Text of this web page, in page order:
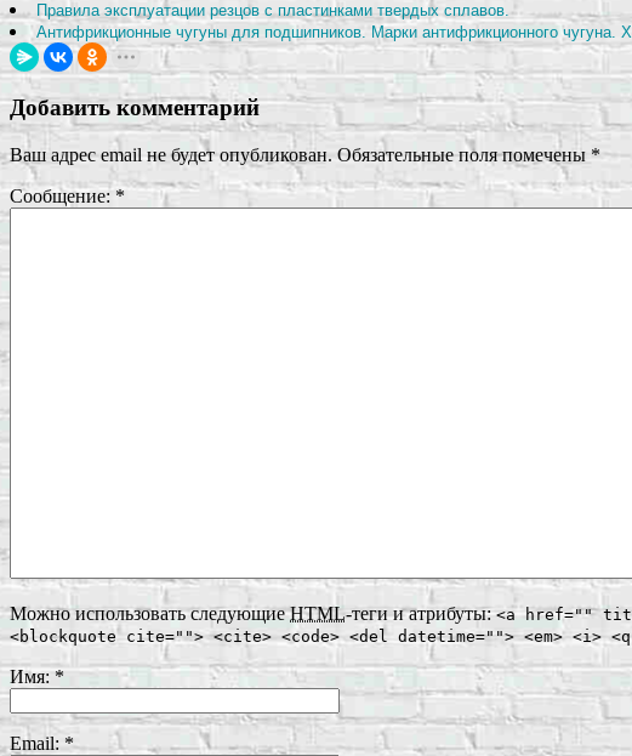
Правила эксплуатации резцов с пластинками твердых сплавов.
Антифрикционные чугуны для подшипников. Марки антифрикционного чугуна.
Добавить комментарий
Ваш адрес email не будет опубликован. Обязательные поля помечены *
Сообщение: *
Можно использовать следующиеHTML-теги и атрибуты:<a href=""
<blockquote cite=""> <cite> <code> <del datetime=""> <em> <i>
Имя:*
Email: *